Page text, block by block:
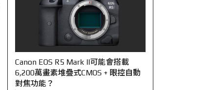
Canon EOS R5 Mark II可能會搭載
6,200萬畫素堆疊式CMOS + 眼控自動
對焦功能？